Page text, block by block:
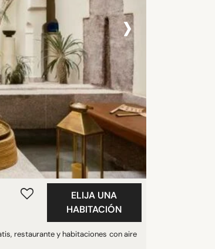
›
ELIJA UNA
HABITACIÓN
restaurante y habitaciones con aire